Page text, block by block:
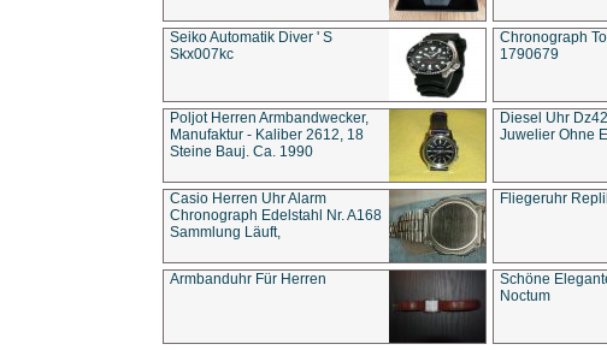
Seiko Automatik Diver ' S
Skx007kc
Chronograph
1790679
Poljot Herren Armbandwecker,
Manufaktur - Kaliber 2612, 18
Steine Bauj. Ca. 1990
Diesel Uhr
Juwelier Ohne
Casio Herren Uhr Alarm
Chronograph Edelstahl Nr. A168
Sammlung Läuft,
Fliegeruhr
Armbanduhr Für Herren
Schöne
Noctum